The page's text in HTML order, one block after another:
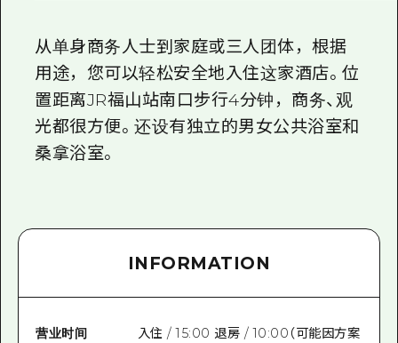
灾难发生期间的交通信息
广岛观光宣传册
从单身商务人士到家庭或三人团体，根据
用途，您可以轻松安全地入住这家酒店。位
置距离JR福山站南口步行4分钟，商务、观
光都很方便。还设有独立的男女公共浴室和
桑拿浴室。
INFORMATION
营业时间
入住 / 15:00 退房 / 10:00（可能因方案